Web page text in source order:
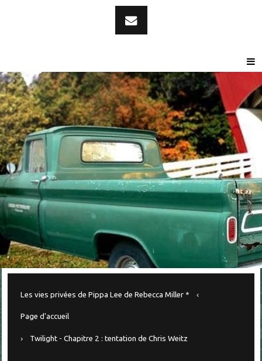
Les vies privées de Pippa Lee de Rebecca Miller *
Page d'accueil
Twilight - Chapitre 2 : tentation de Chris Weitz